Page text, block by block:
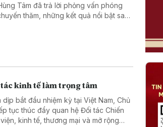
Tâm đã trả lời phỏng vấn phóng
thăm, những kết quả nổi bật sau
kinh tế làm trọng tâm
bắt đầu nhiệm kỳ tại Việt Nam, Chủ
tục thúc đẩy quan hệ Đối tác Chiến
kinh tế, thương mại và mở rộng